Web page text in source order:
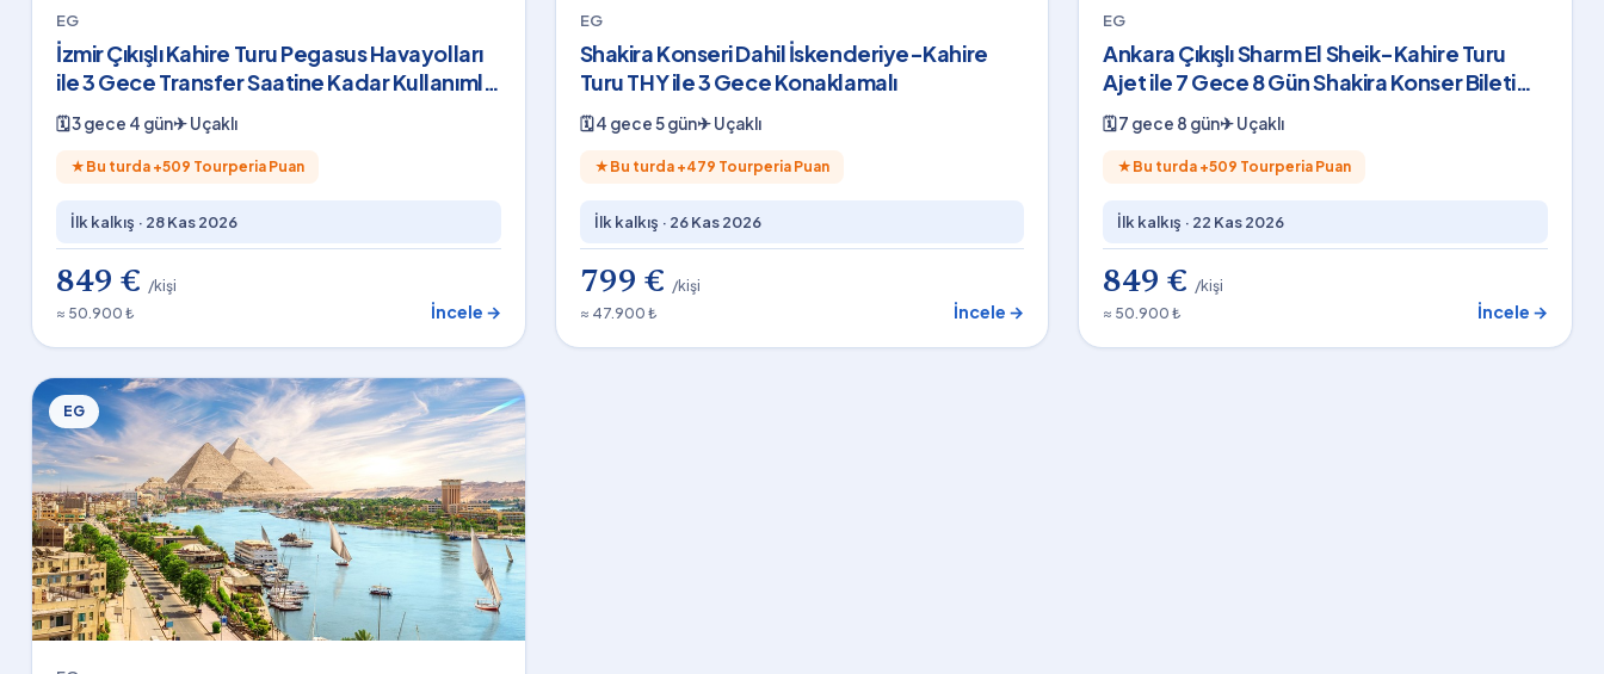
EG
İzmir Çıkışlı Kahire Turu Pegasus Havayolları
ile 3 Gece Transfer Saatine Kadar Kullanımlı
Shakira Konser Bileti Dahil
🗓3 gece 4 gün✈Uçaklı
★ Bu turda +509 Tourperia Puan
İlk kalkış · 28 Kas 2026
849 € /kişi
≈ 50.900 ₺
İncele →
EG
Shakira Konseri Dahil İskenderiye-Kahire
Turu THY ile 3 Gece Konaklamalı
🗓4 gece 5 gün✈Uçaklı
★ Bu turda +479 Tourperia Puan
İlk kalkış · 26 Kas 2026
799 € /kişi
≈ 47.900 ₺
İncele →
EG
Ankara Çıkışlı Sharm El Sheik-Kahire Turu
Ajet ile 7 Gece 8 Gün Shakira Konser Bileti
Dahil
🗓7 gece 8 gün✈Uçaklı
★ Bu turda +509 Tourperia Puan
İlk kalkış · 22 Kas 2026
849 € /kişi
≈ 50.900 ₺
İncele →
EG